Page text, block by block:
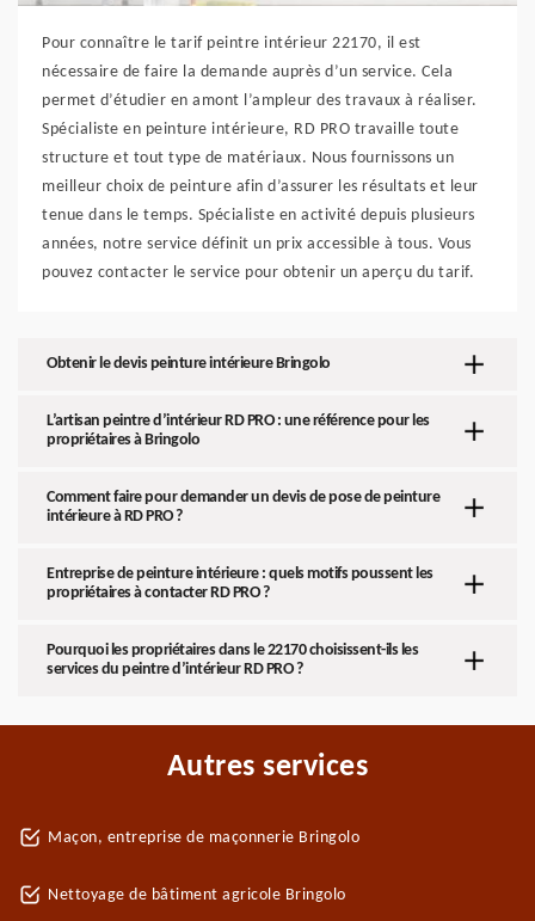
Pour connaître le tarif peintre intérieur 22170, il est
nécessaire de faire la demande auprès d’un service. Cela
permet d’étudier en amont l’ampleur des travaux à réaliser.
Spécialiste en peinture intérieure, RD PRO travaille toute
structure et tout type de matériaux. Nous fournissons un
meilleur choix de peinture afin d’assurer les résultats et leur
tenue dans le temps. Spécialiste en activité depuis plusieurs
années, notre service définit un prix accessible à tous. Vous
pouvez contacter le service pour obtenir un aperçu du tarif.
Obtenir le devis peinture intérieure Bringolo
L’artisan peintre d’intérieur RD PRO : une référence pour les
propriétaires à Bringolo
Comment faire pour demander un devis de pose de peinture
intérieure à RD PRO ?
Entreprise de peinture intérieure : quels motifs poussent les
propriétaires à contacter RD PRO ?
Pourquoi les propriétaires dans le 22170 choisissent-ils les
services du peintre d’intérieur RD PRO ?
Autres services
Maçon, entreprise de maçonnerie Bringolo
Nettoyage de bâtiment agricole Bringolo